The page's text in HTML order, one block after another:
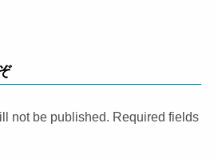
not be published. Required fields